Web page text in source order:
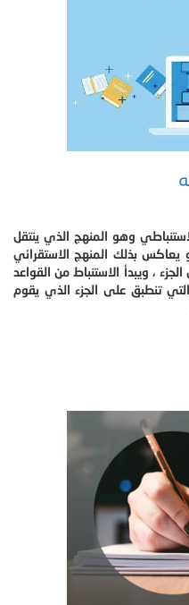
وهو المنهج الذي ينتقل
يعاكس بذلك المنهج الاستقرائي
، ويبدأ الاستنباط من القواعد
تنطبق على الجزء الذي يقوم